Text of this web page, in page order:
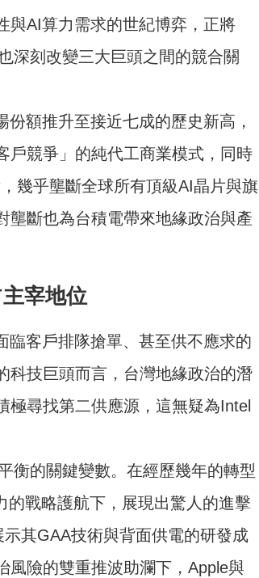
與AI算力需求的世紀博弈，正將
深刻改變三大巨頭之間的競合關
額推升至接近七成的歷史新高，
戶競爭」的純代工商業模式，同時
幾乎壟斷全球所有頂級AI晶片與旗
壟斷也為台積電帶來地緣政治與產
宰地位
臨客戶排隊搶單、甚至供不應求的
科技巨頭而言，台灣地緣政治的潛
尋找第二供應源，這無疑為Intel
衡的關鍵變數。在經歷幾年的轉型
的戰略護航下，展現出驚人的進擊
其GAA技術與背面供電的研發成
風險的雙重推波助瀾下，Apple與